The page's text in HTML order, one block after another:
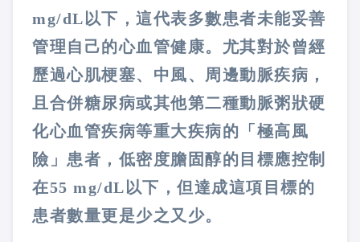
mg/dL以下，這代表多數患者未能妥善
管理自己的心血管健康。尤其對於曾經
歷過心肌梗塞、中風、周邊動脈疾病，
且合併糖尿病或其他第二種動脈粥狀硬
化心血管疾病等重大疾病的「極高風
險」患者，低密度膽固醇的目標應控制
在55 mg/dL以下，但達成這項目標的
患者數量更是少之又少。